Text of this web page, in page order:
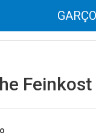
Feinkost